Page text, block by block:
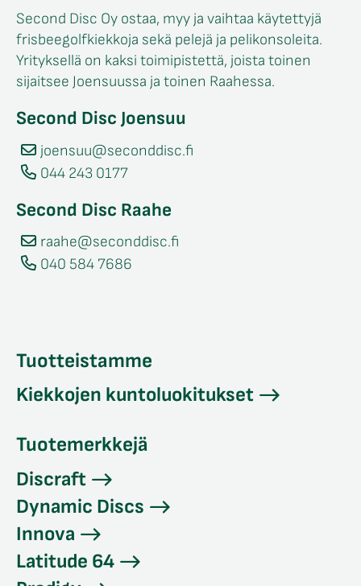
Second Disc Oy ostaa, myy ja vaihtaa käytettyjä
frisbeegolfkiekkoja sekä pelejä ja pelikonsoleita.
Yrityksellä on kaksi toimipistettä, joista toinen
sijaitsee Joensuussa ja toinen Raahessa.
Second Disc Joensuu
joensuu@seconddisc.fi
044 243 0177
Second Disc Raahe
raahe@seconddisc.fi
040 584 7686
Tuotteistamme
Kiekkojen kuntoluokitukset
Tuotemerkkejä
Discraft
Dynamic Discs
Innova
Latitude 64